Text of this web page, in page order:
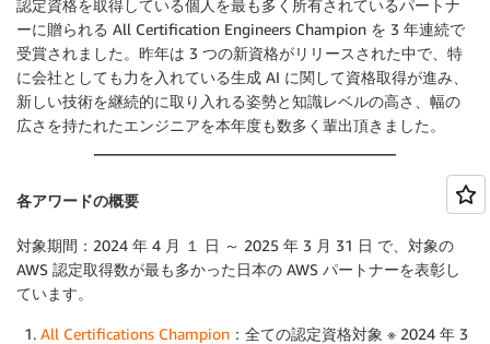
認定資格を取得している個人を最も多く所有されているパートナ
ーに贈られる All Certification Engineers Champion を 3 年連続で
受賞されました。昨年は 3 つの新資格がリリースされた中で、特
に会社としても力を入れている生成 AI に関して資格取得が進み、
新しい技術を継続的に取り入れる姿勢と知識レベルの高さ、幅の
広さを持たれたエンジニアを本年度も数多く輩出頂きました。
各アワードの概要
対象期間：2024 年 4 月 １ 日 ～ 2025 年 3 月 31 日 で、対象の
AWS 認定取得数が最も多かった日本の AWS パートナーを表彰し
ています。
All Certifications Champion ：全ての認定資格対象 ※ 2024 年 3